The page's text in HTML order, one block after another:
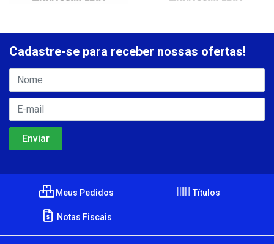
Cadastre-se para receber nossas ofertas!
Meus Pedidos Títulos
Notas Fiscais